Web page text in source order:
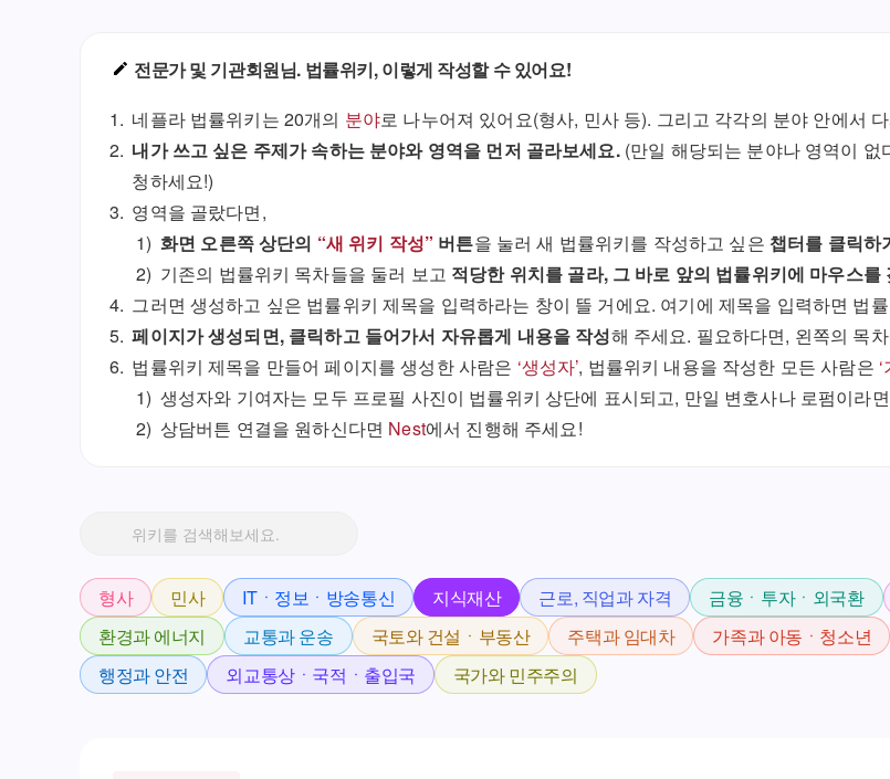
전문가 및 기관회원님. 법률위키, 이렇게 작성할 수 있어요!
네플라 법률위키는 20개의 분야로 나누어져 있어요(형사, 민사 등). 그리고 각각의 분야 안에서
내가 쓰고 싶은 주제가 속하는 분야와 영역을 먼저 골라보세요.(만일 해당되는 분야나 영역이 없
청하세요!)
영역을 골랐다면,
1) 화면 오른쪽 상단의 “새 위키 작성” 버튼을 눌러 새 법률위키를 작성하고 싶은 챕터를 클릭하
2) 기존의 법률위키 목차들을 둘러 보고 적당한 위치를 골라, 그 바로 앞의 법률위키에 마우스를
그러면 생성하고 싶은 법률위키 제목을 입력하라는 창이 뜰 거에요. 여기에 제목을 입력하면 법
페이지가 생성되면, 클릭하고 들어가서 자유롭게 내용을 작성해 주세요. 필요하다면, 왼쪽의 목
법률위키 제목을 만들어 페이지를 생성한 사람은 ‘생성자’, 법률위키 내용을 작성한 모든 사람은
1) 생성자와 기여자는 모두 프로필 사진이 법률위키 상단에 표시되고, 만일 변호사나 로펌이라면
2) 상담버튼 연결을 원하신다면 Nest에서 진행해 주세요!
형사 민사 ITㆍ정보ㆍ방송통신 지식재산 근로, 직업과 자격 금융ㆍ투자ㆍ외국환
환경과 에너지
교통과 운송 국토와 건설ㆍ부동산 주택과 임대차 가족과 아동ㆍ청소년
행정과 안전
외교통상ㆍ국적ㆍ출입국 국가와 민주주의